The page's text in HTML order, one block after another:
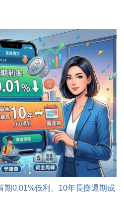
期0.01%低利、10年長攤還期成